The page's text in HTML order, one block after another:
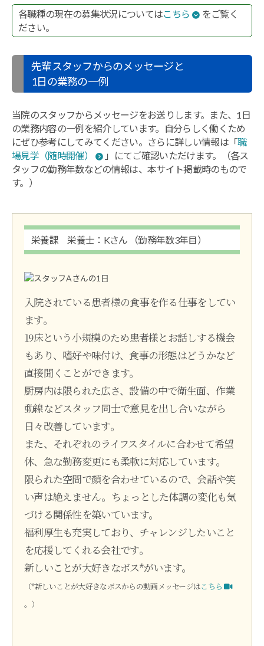
を
提
供
て
す。
各職種の現在の募集状況についてはこちら
をご覧く
ださい。
先輩スタッフからのメッセージと
1日の業務の一例
当院のスタッフからメッセージをお送りします。また、1日
の業務内容の一例を紹介しています。自分らしく働くため
にぜひ参考にしてみてください。さらに詳しい情報は「職
場見学（随時開催）
」にてご確認いただけます。（各ス
タッフの勤務年数などの情報は、本サイト掲載時のもので
す。）
栄養課 栄養士：Kさん （勤務年数3年目）
入院されている患者様の食事を作る仕事をしてい
ます。
19床という小規模のため患者様とお話しする機会
もあり、嗜好や味付け、食事の形態はどうかなど
直接聞くことができます。
厨房内は限られた広さ、設備の中で衛生面、作業
動線などスタッフ同士で意見を出し合いながら
日々改善しています。
また、それぞれのライフスタイルに合わせて希望
休、急な勤務変更にも柔軟に対応しています。
限られた空間で顔を合わせているので、会話や笑
い声は絶えません。ちょっとした体調の変化も気
づける関係性を築いています。
福利厚生も充実しており、チャレンジしたいこと
を応援してくれる会社です。
新しいことが大好きなボス*がいます。
（*新しいことが大好きなボスからの動画メッセージはこちら
。）